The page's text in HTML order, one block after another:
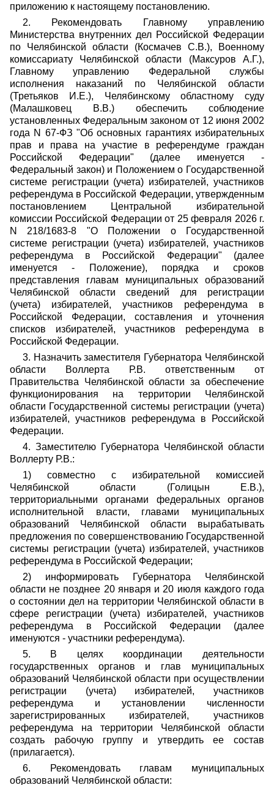
приложению к настоящему постановлению.
2. Рекомендовать Главному управлению
Министерства внутренних дел Российской Федерации
по Челябинской области (Космачев С.В.), Военному
комиссариату Челябинской области (Максуров А.Г.),
Главному управлению Федеральной службы
исполнения наказаний по Челябинской области
(Третьяков И.Е.), Челябинскому областному суду
(Малашковец В.В.) обеспечить соблюдение
установленных Федеральным законом от 12 июня 2002
года N 67-ФЗ "Об основных гарантиях избирательных
прав и права на участие в референдуме граждан
Российской Федерации" (далее именуется -
Федеральный закон) и Положением о Государственной
системе регистрации (учета) избирателей, участников
референдума в Российской Федерации, утвержденным
постановлением Центральной избирательной
комиссии Российской Федерации от 25 февраля 2026 г.
N 218/1683-8 "О Положении о Государственной
системе регистрации (учета) избирателей, участников
референдума в Российской Федерации" (далее
именуется - Положение), порядка и сроков
представления главам муниципальных образований
Челябинской области сведений для регистрации
(учета) избирателей, участников референдума в
Российской Федерации, составления и уточнения
списков избирателей, участников референдума в
Российской Федерации.
3. Назначить заместителя Губернатора Челябинской
области Воллерта Р.В. ответственным от
Правительства Челябинской области за обеспечение
функционирования на территории Челябинской
области Государственной системы регистрации (учета)
избирателей, участников референдума в Российской
Федерации.
4. Заместителю Губернатора Челябинской области
Воллерту Р.В.:
1) совместно с избирательной комиссией
Челябинской области (Голицын Е.В.),
территориальными органами федеральных органов
исполнительной власти, главами муниципальных
образований Челябинской области вырабатывать
предложения по совершенствованию Государственной
системы регистрации (учета) избирателей, участников
референдума в Российской Федерации;
2) информировать Губернатора Челябинской
области не позднее 20 января и 20 июля каждого года
о состоянии дел на территории Челябинской области в
сфере регистрации (учета) избирателей, участников
референдума в Российской Федерации (далее
именуются - участники референдума).
5. В целях координации деятельности
государственных органов и глав муниципальных
образований Челябинской области при осуществлении
регистрации (учета) избирателей, участников
референдума и установлении численности
зарегистрированных избирателей, участников
референдума на территории Челябинской области
создать рабочую группу и утвердить ее состав
(прилагается).
6. Рекомендовать главам муниципальных
образований Челябинской области: